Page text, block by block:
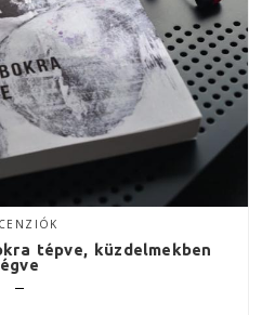
tépve, küzdelmekben
égve